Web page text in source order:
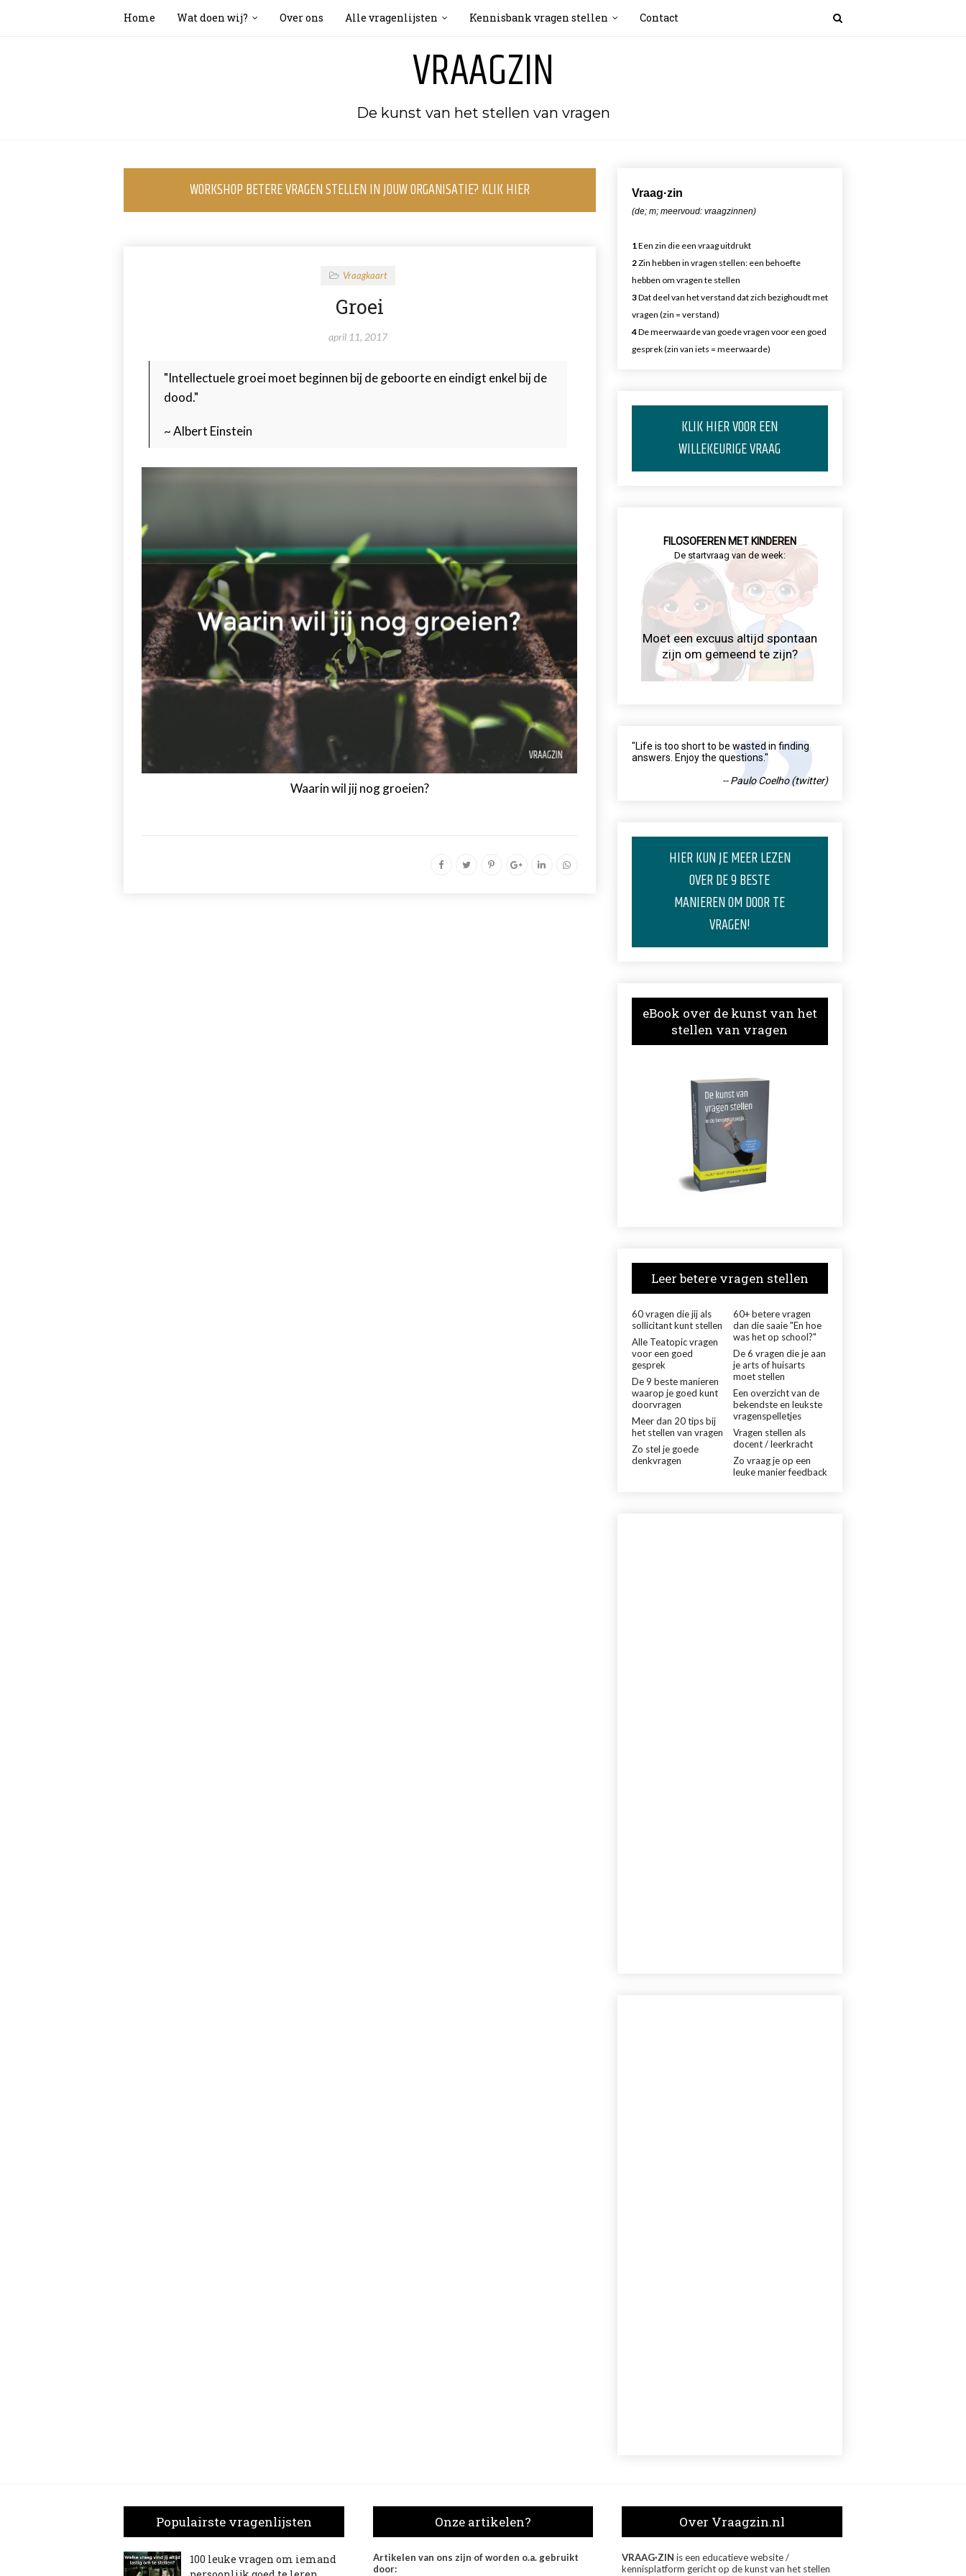
VRAAGZIN
De kunst van het stellen van vragen
Home Wat doen wij? Over ons Alle vragenlijsten Kennisbank vragen stellen Contact
WORKSHOP BETERE VRAGEN STELLEN IN JOUW ORGANISATIE? KLIK HIER
Vraagkaart
Groei
april 11, 2017
"Intellectuele groei moet beginnen bij de geboorte en eindigt enkel bij de
dood."
~ Albert Einstein
Waarin wil jij nog groeien?
Vraag·zin
(de; m; meervoud: vraagzinnen)
1Een zin die een vraag uitdrukt
2Zin hebben in vragen stellen: een behoefte
hebben om vragen te stellen
3Dat deel van het verstand dat zich bezighoudt met
vragen (zin = verstand)
4De meerwaarde van goede vragen voor een goed
gesprek (zin van iets = meerwaarde)
KLIK HIER VOOR EEN
WILLEKEURIGE VRAAG
FILOSOFEREN MET KINDEREN
De startvraag van de week:
Moet een excuus altijd spontaan
zijn om gemeend te zijn?
"Life is too short to be wasted in finding
answers. Enjoy the questions."
-- Paulo Coelho (twitter)
HIER KUN JE MEER LEZEN
OVER DE 9 BESTE
MANIEREN OM DOOR TE
VRAGEN!
eBook over de kunst van het
stellen van vragen
Leer betere vragen stellen
60 vragen die jij als
sollicitant kunt stellen
60+ betere vragen
dan die saaie "En hoe
was het op school?"
Alle Teatopic vragen
voor een goed
gesprek
De 6 vragen die je aan
je arts of huisarts
moet stellen
De 9 beste manieren
waarop je goed kunt
doorvragen
Een overzicht van de
bekendste en leukste
vragenspelletjes
Meer dan 20 tips bij
het stellen van vragen
Vragen stellen als
docent / leerkracht
Zo stel je goede
denkvragen
Zo vraag je op een
leuke manier feedback
Populairste vragenlijsten
100 leuke vragen om iemand
Onze artikelen?
Artikelen van ons zijn of worden o.a. gebruikt
door:
Over Vraagzin.nl
VRAAG·ZIN is een educatieve website /
kennisplatform gericht op de kunst van het stellen